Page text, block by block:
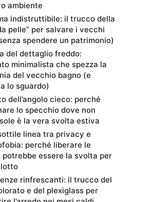
ambiente
indistruttibile: il trucco della
pelle” per salvare i vecchi
spendere un patrimonio)
del dettaglio freddo:
minimalista che spezza la
del vecchio bagno (e
lo sguardo)
dell’angolo cieco: perché
lo specchio dove non
è la vera svolta estiva
linea tra privacy e
perché liberare le
essere la svolta per
rinfrescanti: il trucco del
e del plexiglass per